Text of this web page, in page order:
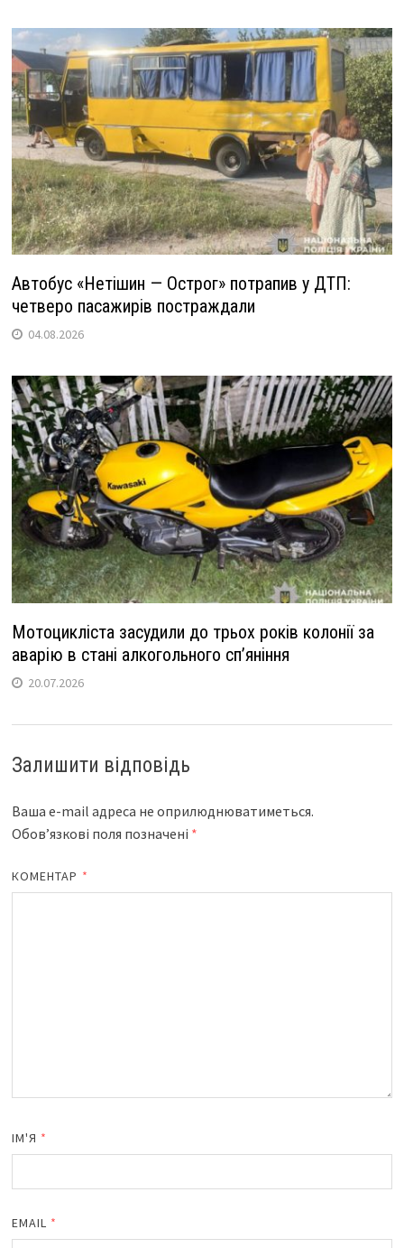
Автобус «Нетішин — Острог» потрапив у ДТП:
четверо пасажирів постраждали
04.08.2026
Мотоцикліста засудили до трьох років колонії за
аварію в стані алкогольного сп’яніння
20.07.2026
Залишити відповідь
Ваша e-mail адреса не оприлюднюватиметься.
Обов’язкові поля позначені *
КОМЕНТАР *
ІМ'Я *
EMAIL *